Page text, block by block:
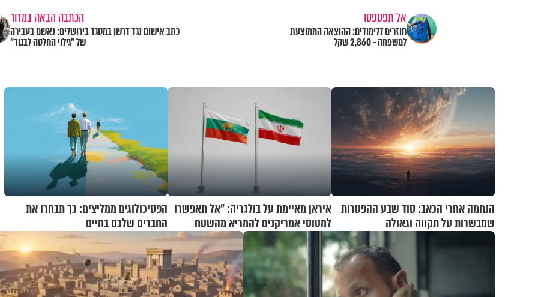
אל תפספסו
חוזרים ללימודים: ההוצאה הממוצעת
למשפחה - 2,860 שקל
הכתבה הבאה במדור
כתב אישום נגד דרשן במסגד בירושלים: נאשם בעבירה
של "גילוי החלטה לבגוד"
הנחמה אחרי הכאב: סוד שבע ההפטרות
שמבשרות על תקווה וגאולה
איראן מאיימת על בולגריה: "אל תאפשרו
למטוסי אמריקנים להמריא מהשטח
שלכם"
הפסיכולוגים ממליצים: כך תבחרו את
החברים שלכם בחיים